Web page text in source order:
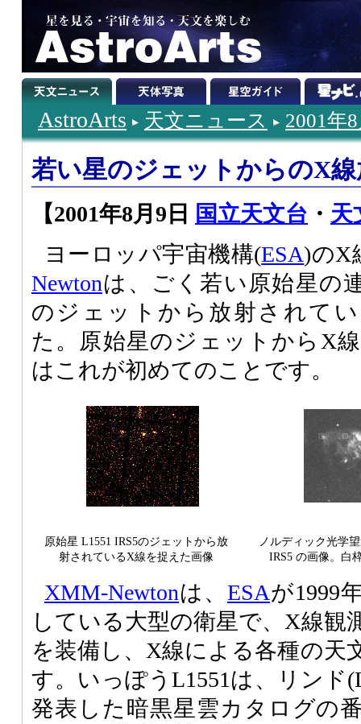
AstroArts 天文ニュース 2001年
若い星のジェットからのX
【2001年8月9日 国立天文台 ・ 天
ヨーロッパ宇宙機構(ESA)のX
Newtonは、ごく若い原始星の
のジェットから放射されて
た。原始星のジェットからX
はこれが初めてのことです。
原始星 L1551 IRS5のジェットから放
射されているX線を捉えた画像
ノルディック光学
IRS5 の画像。白
XMM-Newtonは、 ESAが1999
している大型の衛星で、X線観
を装備し、X線による各種の天
す。いっぽうL1551は、リンド
発表した暗黒星雲カタログの